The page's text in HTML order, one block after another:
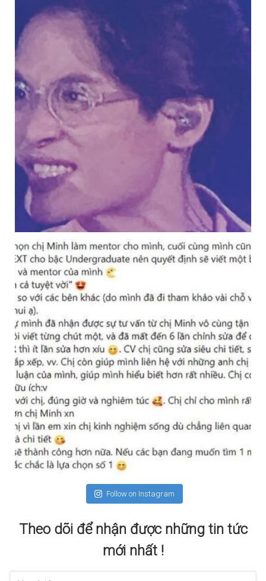
Follow on Instagram
Theo dõi để nhận được những tin tức
mới nhất !